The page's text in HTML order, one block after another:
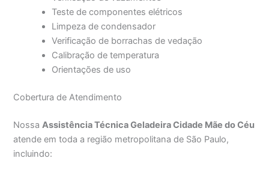
Teste de componentes elétricos
Limpeza de condensador
Verificação de borrachas de vedação
Calibração de temperatura
Orientações de uso
Cobertura de Atendimento
NossaAssistência Técnica Geladeira Cidade Mãe do Céu
atende em toda a região metropolitana de São Paulo,
incluindo: